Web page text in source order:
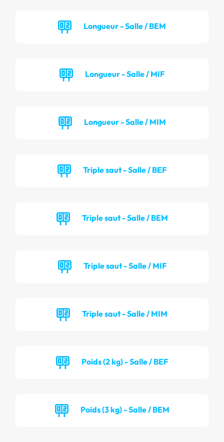
Longueur - Salle / BEM
Longueur - Salle / MIF
Longueur - Salle / MIM
Triple saut - Salle / BEF
Triple saut - Salle / BEM
Triple saut - Salle / MIF
Triple saut - Salle / MIM
Poids (2 kg) - Salle / BEF
Poids (3 kg) - Salle / BEM